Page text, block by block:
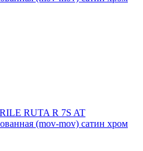
RUTA R 7S AT
(mov-mov) сатин хром